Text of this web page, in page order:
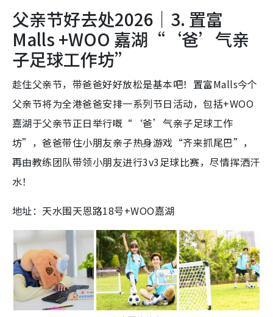
父亲节好去处2026｜3. 置富
Malls +WOO 嘉湖“‘爸’气亲
子足球工作坊”
趁住父亲节，带爸爸好好放松是基本吧！置富Malls今个
父亲节将为全港爸爸安排一系列节日活动，包括+WOO
嘉湖于父亲节正日举行嘅“‘爸’气亲子足球工作
坊”，爸爸带住小朋友亲子热身游戏“齐来抓尾巴”，
再由教练团队带领小朋友进行3v3足球比赛，尽情挥洒汗
水！
地址：天水围天恩路18号+WOO嘉湖